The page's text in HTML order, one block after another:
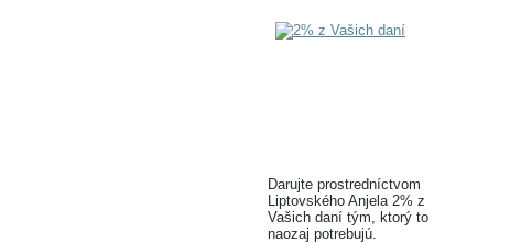
Darujte prostredníctvom
Liptovského Anjela 2% z
Vašich daní tým, ktorý to
naozaj potrebujú.